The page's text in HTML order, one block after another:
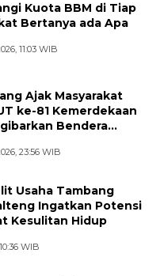
Kuota BBM di Tiap
Bertanya ada Apa
11:03 WIB
Ajak Masyarakat
ke-81 Kemerdekaan
Bendera
23:56 WIB
Usaha Tambang
Ingatkan Potensi
Kesulitan Hidup
WIB